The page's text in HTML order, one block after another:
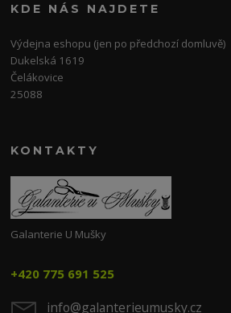
KDE NÁS NAJDETE
Výdejna eshopu (jen po předchozí domluvě)
Dukelská 1619
Čelákovice
25088
KONTAKTY
Galanterie U Mušky
+420 775 691 525
info@galanterieumusky.cz